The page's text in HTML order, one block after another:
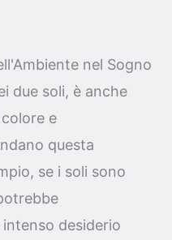
nel Sogno
due soli, è anche
e
questa
se i soli sono
desiderio